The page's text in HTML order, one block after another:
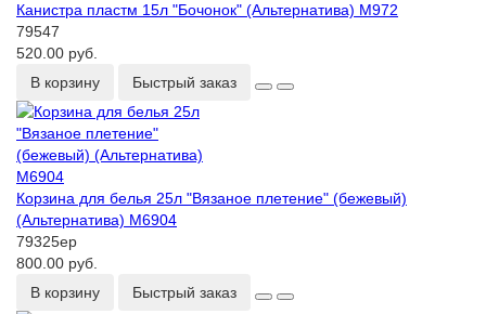
Канистра пластм 15л "Бочонок" (Альтернатива) М972
79547
520.00 руб.
В корзину
Быстрый заказ
Корзина для белья 25л "Вязаное плетение" (бежевый)
(Альтернатива) М6904
79325ер
800.00 руб.
В корзину
Быстрый заказ